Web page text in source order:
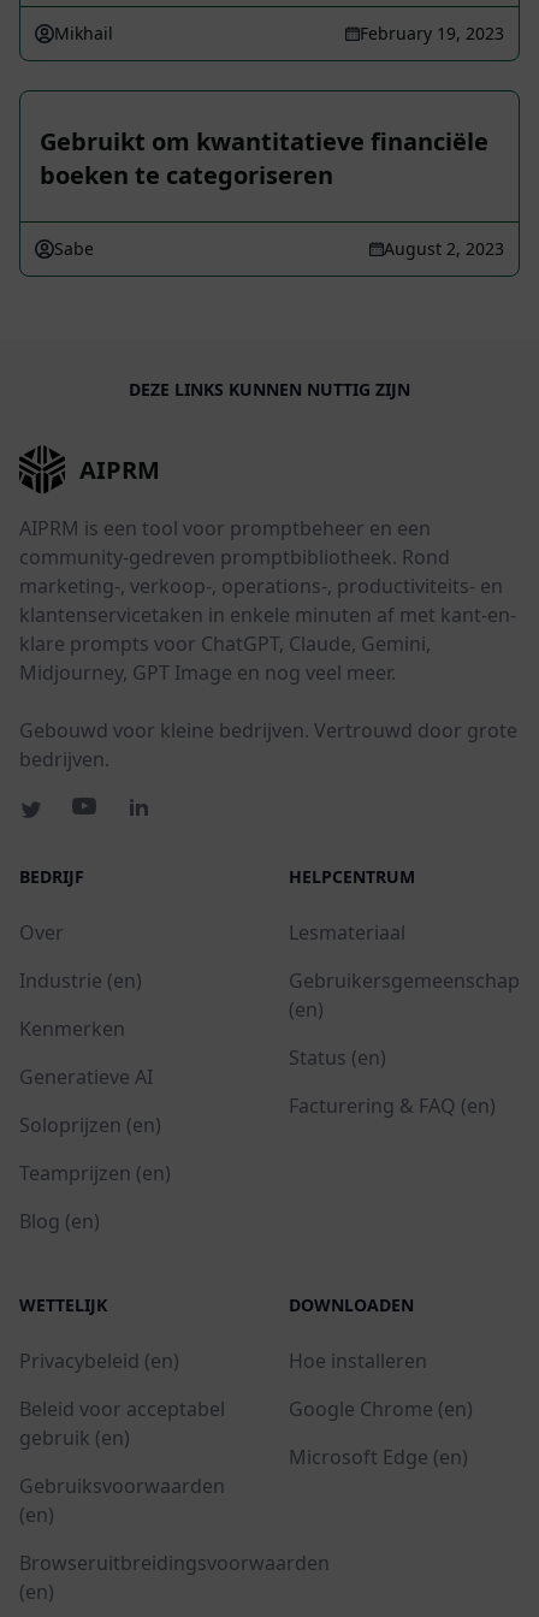
Mikhail February 19, 2023
Gebruikt om kwantitatieve financiële
boeken te categoriseren
Sabe August 2, 2023
DEZE LINKS KUNNEN NUTTIG ZIJN
AIPRM
AIPRM is een tool voor promptbeheer en een
community-gedreven promptbibliotheek. Rond
marketing-, verkoop-, operations-, productiviteits- en
klantenservicetaken in enkele minuten af met kant-en-
klare prompts voor ChatGPT, Claude, Gemini,
Midjourney, GPT Image en nog veel meer.
Gebouwd voor kleine bedrijven. Vertrouwd door grote
bedrijven.
BEDRIJF
Over
Industrie (en)
Kenmerken
Generatieve AI
Soloprijzen (en)
Teamprijzen (en)
Blog (en)
HELPCENTRUM
Lesmateriaal
Gebruikersgemeenschap
(en)
Status (en)
Facturering & FAQ (en)
WETTELIJK
Privacybeleid (en)
Beleid voor acceptabel
gebruik (en)
Gebruiksvoorwaarden
(en)
Browseruitbreidingsvoorwaarden
(en)
DOWNLOADEN
Hoe installeren
Google Chrome (en)
Microsoft Edge (en)